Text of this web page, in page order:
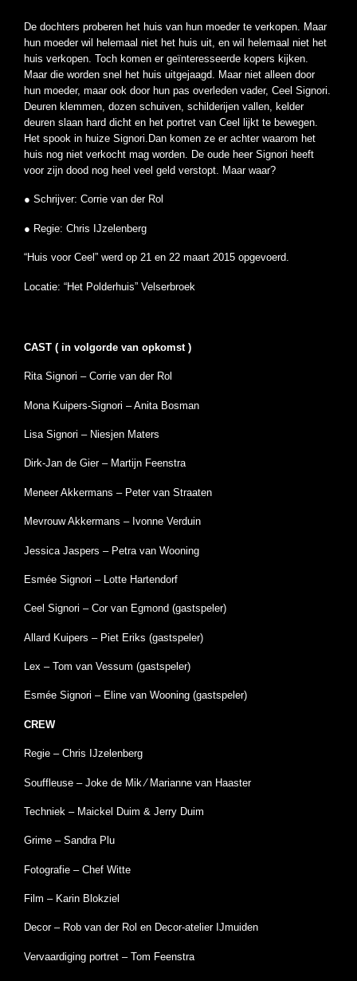
De dochters proberen het huis van hun moeder te verkopen. Maar
hun moeder wil helemaal niet het huis uit, en wil helemaal niet het
huis verkopen. Toch komen er geïnteresseerde kopers kijken.
Maar die worden snel het huis uitgejaagd. Maar niet alleen door
hun moeder, maar ook door hun pas overleden vader, Ceel Signori.
Deuren klemmen, dozen schuiven, schilderijen vallen, kelder
deuren slaan hard dicht en het portret van Ceel lijkt te bewegen.
Het spook in huize Signori.Dan komen ze er achter waarom het
huis nog niet verkocht mag worden. De oude heer Signori heeft
voor zijn dood nog heel veel geld verstopt. Maar waar?
● Schrijver: Corrie van der Rol
● Regie: Chris IJzelenberg
“Huis voor Ceel” werd op 21 en 22 maart 2015 opgevoerd.
Locatie: “Het Polderhuis” Velserbroek
CAST ( in volgorde van opkomst )
Rita Signori – Corrie van der Rol
Mona Kuipers-Signori – Anita Bosman
Lisa Signori – Niesjen Maters
Dirk-Jan de Gier – Martijn Feenstra
Meneer Akkermans – Peter van Straaten
Mevrouw Akkermans – Ivonne Verduin
Jessica Jaspers – Petra van Wooning
Esmée Signori – Lotte Hartendorf
Ceel Signori – Cor van Egmond (gastspeler)
Allard Kuipers – Piet Eriks (gastspeler)
Lex – Tom van Vessum (gastspeler)
Esmée Signori – Eline van Wooning (gastspeler)
CREW
Regie – Chris IJzelenberg
Souffleuse – Joke de Mik ⁄ Marianne van Haaster
Techniek – Maickel Duim & Jerry Duim
Grime – Sandra Plu
Fotografie – Chef Witte
Film – Karin Blokziel
Decor – Rob van der Rol en Decor-atelier IJmuiden
Vervaardiging portret – Tom Feenstra